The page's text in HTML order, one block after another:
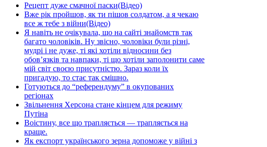
Рецепт дуже смачної паски(Відео)
Вже рік пройшов, як ти пішов солдатом, а я чекаю
все ж тебе з війни(Відео)
Я навіть не очікувала, що на сайті знайомств так
багато чоловіків. Ну звісно, чоловіки були різні,
мудрі і не дуже, ті які хотіли відносини без
обов’язків та навпаки, ті що хотіли заполонити саме
мій світ своєю присутністю. Зараз коли їх
пригадую, то стає так смішно.
Готуються до “референдуму” в окупованих
регіонах
Звільнення Херсона стане кінцем для режиму
Путіна
Воістину, все що трапляється — трапляється на
краще.
Як експорт українського зерна допоможе у війні з